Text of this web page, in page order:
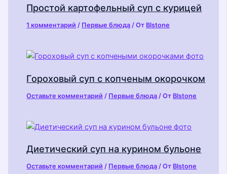
Простой картофельный суп с курицей
1 комментарий / Первые блюда / От Blstone
Гороховый суп с копченым окорочком
Оставьте комментарий / Первые блюда / От Blstone
Диетический суп на курином бульоне
Оставьте комментарий / Первые блюда / От Blstone